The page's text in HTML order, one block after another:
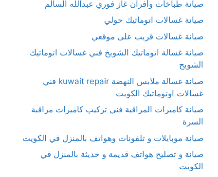
صيانة طباخات وأفران غاز فوري عبدالله السالم
صيانة غسالات اتوماتيك حولي
صيانة غسالات قريب على موقعي
صيانة غسالة اتوماتيك الشويخ فني غسالات اتوماتيك
الشويخ
صيانة غسالة ملابس النهضة kuwait repair فني
غسالات اوتوماتيك الكويت
صيانة كاميرات المراقبة فني تركيب كاميرات مراقبة
السرة
صيانة موبايلات و تلفونات وهواتف بالمنزل في الكويت
صيانة و تصليح هواتف قديمة و حديثة بالمنزل في
الكويت